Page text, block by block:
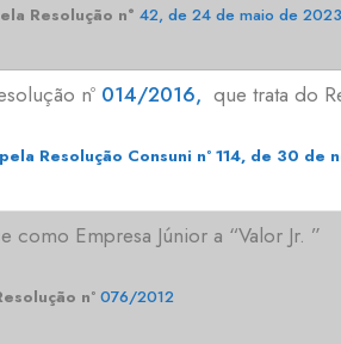
Resolução n° 42, de 24 de maio de 2023
nº 014/2016, que trata do
Resolução Consuni nº 114, de 30 de
como Empresa Júnior a “Valor Jr. ”
nº 076/2012